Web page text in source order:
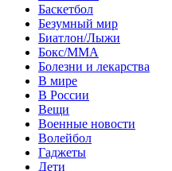
Баскетбол
Безумный мир
Биатлон/Лыжи
Бокс/MMA
Болезни и лекарства
В мире
В России
Вещи
Военные новости
Волейбол
Гаджеты
Дети